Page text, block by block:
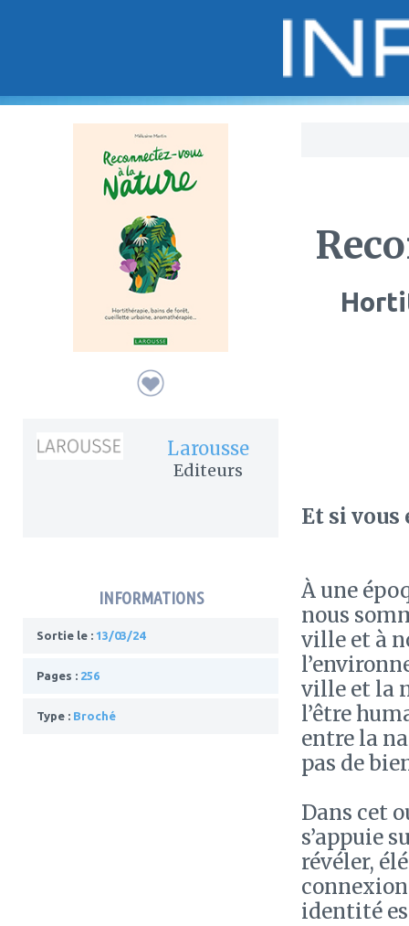
Larousse
Editeurs
INFORMATIONS
Sortie le : 13/03/24
Pages : 256
Type : Broché
Et si vous
À une
nous
ville et à
ville et la
l’être
entre la
pas de
Dans cet
s’appuie
révéler,
identité